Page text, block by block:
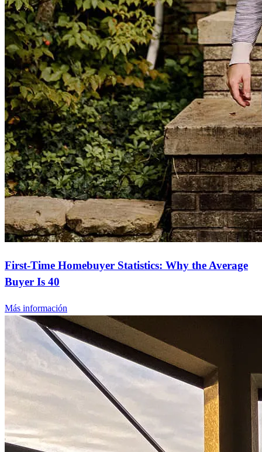
First-Time Homebuyer Statistics: Why the Average
Buyer Is 40
Más información
¿Listo para comenzar?
Dé el primer paso hacia el logro de sus metas financieras: ¡solicite
ahora para comenzar!